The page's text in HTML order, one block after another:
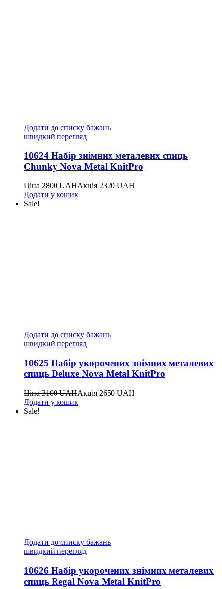
Додати до списку бажань
швидкий перегляд
10624 Набір знімних металевих спиць
Chunky Nova Metal KnitPro
Ціна2800UAHАкція 2320 UAH
Додати у кошик
Sale!
Додати до списку бажань
швидкий перегляд
10625 Набір укорочених знімних металевих
спиць Deluxe Nova Metal KnitPro
Ціна3100UAHАкція 2650 UAH
Додати у кошик
Sale!
Додати до списку бажань
швидкий перегляд
10626 Набір укорочених знімних металевих
спиць Regal Nova Metal KnitPro